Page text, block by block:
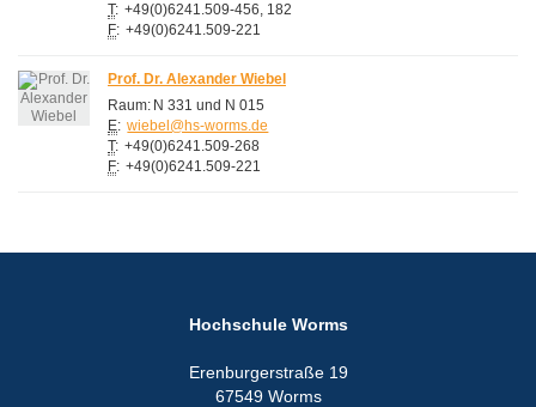
T: +49(0)6241.509-456, 182
F: +49(0)6241.509-221
Prof. Dr. Alexander Wiebel
Raum: N 331 und N 015
E: wiebel@hs-worms.de
T: +49(0)6241.509-268
F: +49(0)6241.509-221
Hochschule Worms
Erenburgerstraße 19
67549 Worms